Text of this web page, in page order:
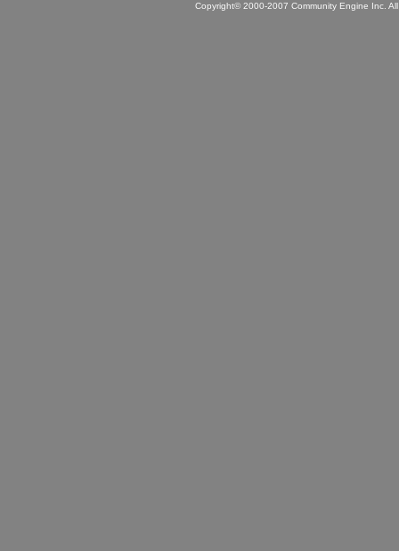
Copyright© 2000-2007 Community Engine Inc.